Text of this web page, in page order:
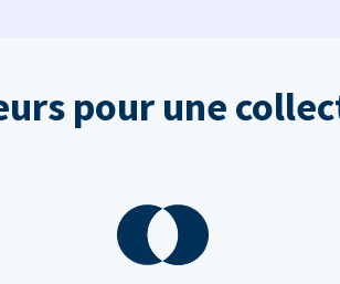
pour une